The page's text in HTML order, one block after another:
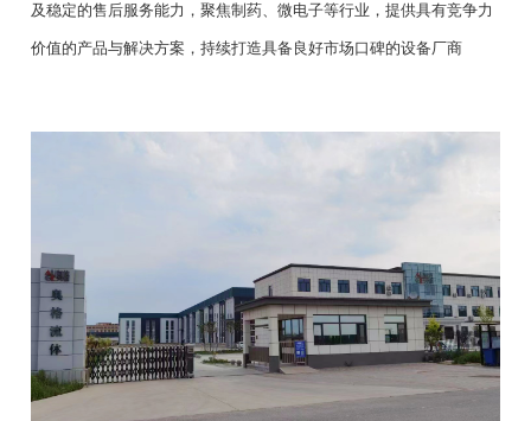
及稳定的售后服务能力，聚焦制药、微电子等行业，提供具有竞争力
价值的产品与解决方案，持续打造具备良好市场口碑的设备厂商